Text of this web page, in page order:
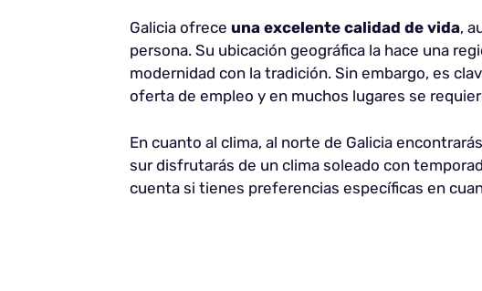
Galicia ofrece una excelente calidad de vida,
persona. Su ubicación geográfica la hace una
modernidad con la tradición. Sin embargo, es
oferta de empleo y en muchos lugares se
En cuanto al clima, al norte de Galicia
sur disfrutarás de un clima soleado con
cuenta si tienes preferencias específicas en